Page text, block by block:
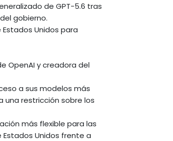
de GPT-5.6 tras
gobierno.
Unidos para
OpenAI y creadora del
a sus modelos más
una restricción sobre los
más flexible para las
Unidos frente a